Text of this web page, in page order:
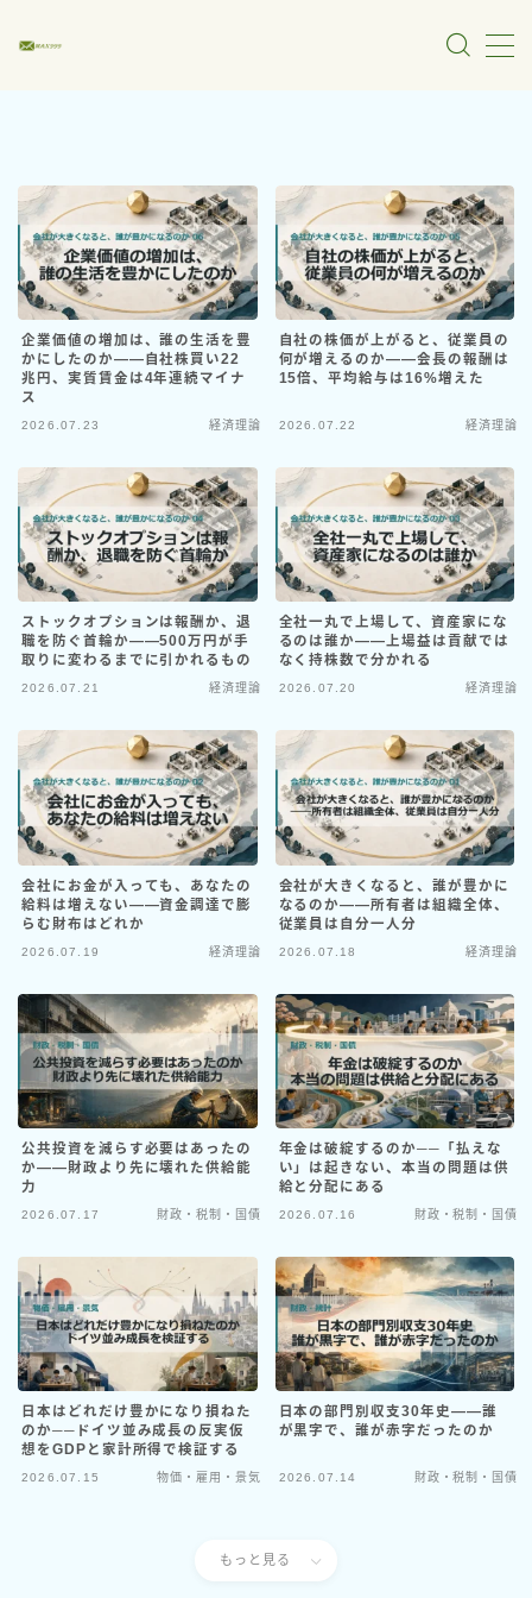
マクロ経済・財政金融
MMT・通貨制度
物価・雇用・景気
財政・税制・国債
メディア・言論分析
政党・国会・行政
政策発言分析
理論・思想
政治思想
経済理論
Profile
Contact
企業価値の増加は、誰の生活を豊
かにしたのか――自社株買い22
兆円、実質賃金は4年連続マイナ
ス
2026.07.23 経済理論
自社の株価が上がると、従業員の
何が増えるのか――会長の報酬は
15倍、平均給与は16%増えた
2026.07.22 経済理論
ストックオプションは報酬か、退
職を防ぐ首輪か――500万円が手
取りに変わるまでに引かれるもの
2026.07.21 経済理論
全社一丸で上場して、資産家にな
るのは誰か――上場益は貢献では
なく持株数で分かれる
2026.07.20 経済理論
会社にお金が入っても、あなたの
給料は増えない――資金調達で膨
らむ財布はどれか
2026.07.19 経済理論
会社が大きくなると、誰が豊かに
なるのか――所有者は組織全体、
従業員は自分一人分
2026.07.18 経済理論
公共投資を減らす必要はあったの
か――財政より先に壊れた供給能
力
2026.07.17 財政・税制・国債
年金は破綻するのか──「払えな
い」は起きない、本当の問題は供
給と分配にある
2026.07.16 財政・税制・国債
日本はどれだけ豊かになり損ねた
のか──ドイツ並み成長の反実仮
想をGDPと家計所得で検証する
2026.07.15 物価・雇用・景気
日本の部門別収支30年史――誰
が黒字で、誰が赤字だったのか
2026.07.14 財政・税制・国債
もっと見る